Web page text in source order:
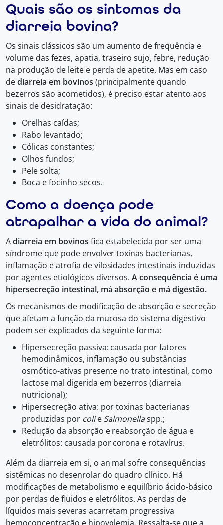
Quais são os sintomas da
diarreia bovina?
Os sinais clássicos são um aumento de frequência e
volume das fezes, apatia, traseiro sujo, febre, redução
na produção de leite e perda de apetite. Mas em caso
dediarreia em bovinos (principalmente quando
bezerros são acometidos), é preciso estar atento aos
sinais de desidratação:
Orelhas caídas;
Rabo levantado;
Cólicas constantes;
Olhos fundos;
Pele solta;
Boca e focinho secos.
Como a doença pode
atrapalhar a vida do animal?
Adiarreia em bovinos fica estabelecida por ser uma
síndrome que pode envolver toxinas bacterianas,
inflamação e atrofia de vilosidades intestinais induzidas
por agentes etiológicos diversos. A consequência é uma
hipersecreção intestinal, má absorção e má digestão.
Os mecanismos de modificação de absorção e secreção
que afetam a função da mucosa do sistema digestivo
podem ser explicados da seguinte forma:
Hipersecreção passiva: causada por fatores
hemodinâmicos, inflamação ou substâncias
osmótico-ativas presente no trato intestinal, como
lactose mal digerida em bezerros (diarreia
nutricional);
Hipersecreção ativa: por toxinas bacterianas
produzidas por colie Salmonellaspp.;
Redução da absorção e reabsorção de água e
eletrólitos: causada por corona e rotavírus.
Além da diarreia em si, o animal sofre consequências
sistêmicas no desenrolar do quadro clínico. Há
modificações de metabolismo e equilíbrio ácido-básico
por perdas de fluidos e eletrólitos. As perdas de
líquidos mais severas acarretam progressiva
hemoconcentração e hipovolemia. Ressalta-se que a